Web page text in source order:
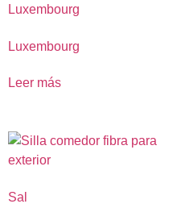
Luxembourg
Leer más
Sal